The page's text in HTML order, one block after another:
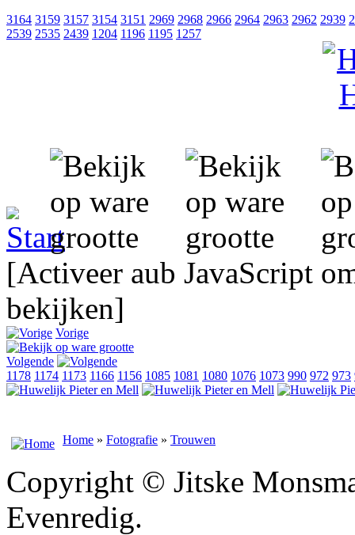
3164 3159 3157 3154 3151 2969 2968 2966 2964 2963 2962 2939
2539 2535 2439 1204 1196 1195 1257
[Activeer aub JavaScript
bekijken]
Vorige
Volgende
1178 1174 1173 1166 1156 1085 1081 1080 1076 1073 990 972 973
Home » Fotografie » Trouwen
Copyright © Jitske
Evenredig.